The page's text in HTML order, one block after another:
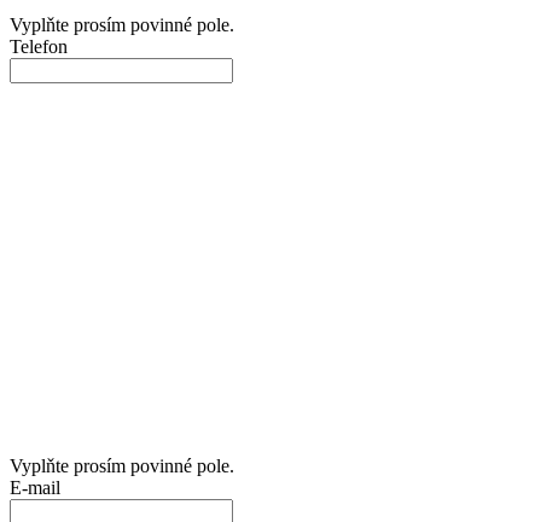
Vyplňte prosím povinné pole.
Telefon
Vyplňte prosím povinné pole.
E-mail